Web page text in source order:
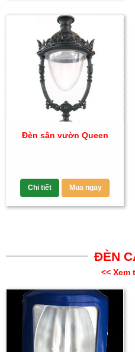
Đèn sân vườn Queen
Chi tiết Mua ngay
ĐÈN
<< Xem